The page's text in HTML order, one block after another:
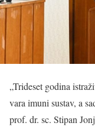
„Trideset godina
vara imuni sustav, a
prof. dr. sc. Stipan